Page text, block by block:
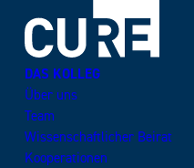
DAS KOLLEG
Über uns
Team
Wissenschaftlicher Beirat
Kooperationen